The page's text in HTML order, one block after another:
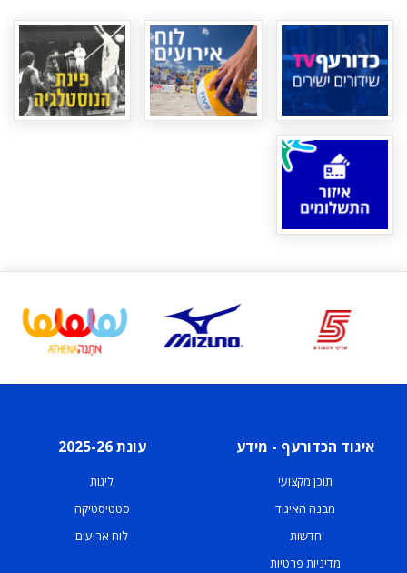
איגוד הכדורעף - מידע
תוכן מקצועי
מבנה האיגוד
חדשות
מדיניות פרטיות
עונת 2025-26
ליגות
סטטיסטיקה
לוח ארועים